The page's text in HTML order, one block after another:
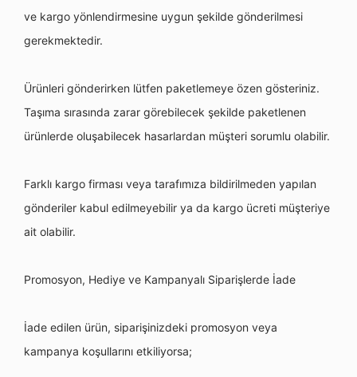
ve kargo yönlendirmesine uygun şekilde gönderilmesi
gerekmektedir.
Ürünleri gönderirken lütfen paketlemeye özen gösteriniz.
Taşıma sırasında zarar görebilecek şekilde paketlenen
ürünlerde oluşabilecek hasarlardan müşteri sorumlu olabilir.
Farklı kargo firması veya tarafımıza bildirilmeden yapılan
gönderiler kabul edilmeyebilir ya da kargo ücreti müşteriye
ait olabilir.
Promosyon, Hediye ve Kampanyalı Siparişlerde İade
İade edilen ürün, siparişinizdeki promosyon veya
kampanya koşullarını etkiliyorsa;